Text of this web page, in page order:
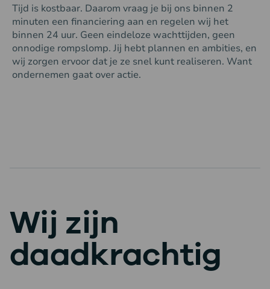
Tijd is kostbaar. Daarom vraag je bij ons binnen 2
minuten een financiering aan en regelen wij het
binnen 24 uur. Geen eindeloze wachttijden, geen
onnodige rompslomp. Jij hebt plannen en ambities, en
wij zorgen ervoor dat je ze snel kunt realiseren. Want
ondernemen gaat over actie.
Wij zijn
daadkrachtig